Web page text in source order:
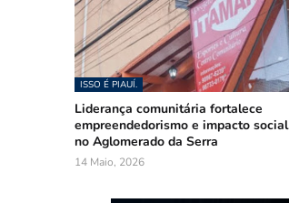
ISSO É PIAUÍ.
Liderança comunitária fortalece
empreendedorismo e impacto social
no Aglomerado da Serra
14 Maio, 2026